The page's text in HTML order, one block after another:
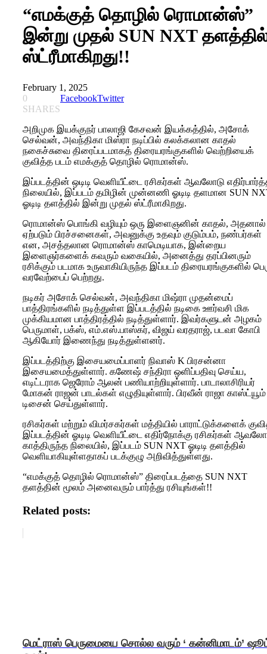
“எமக்குத் தொழில் ரொமான்ஸ்”
இன்று முதல் SUN NXT
ஸ்ட்ரீமாகிறது!!
February 1, 2025
0
SHARES
FacebookTwitter
அறிமுக இயக்குநர் பாலாஜி கேசவன் இயக்கத்தில், அசோக்
செல்வன், அவந்திகா மிஸ்ரா நடிப்பில் கலக்கலான காதல்
நகைச்சுவை திரைப்படமாகத் திரையரங்குகளில் வெற்றியைக்
குவித்த படம் எமக்குத் தொழில் ரொமான்ஸ்.
இப்படத்தின் ஒடிடி வெளியீட்டை ரசிகர்கள் ஆவலோடு
நிலையில், இப்படம் தமிழின் முன்னணி ஓடிடி தளமான SUN
ஓடிடி தளத்தில் இன்று முதல் ஸ்ட்ரீமாகிறது.
ரொமான்ஸ் பொங்கி வழியும் ஒரு இளைஞனின் காதல், அதனால்
ஏற்படும் பிரச்சனைகள், அவனுக்கு உதவும் குடும்பம், நண்பர்கள்
என, அசத்தலான ரொமான்ஸ் காமெடியாக, இன்றைய
இளைஞர்களைக் கவரும் வகையில், அனைத்து தரப்பினரும்
ரசிக்கும் படமாக உருவாகியிருந்த இப்படம் திரையரங்குகளில்
வரவேற்பைப் பெற்றது.
நடிகர் அசோக் செல்வன், அவந்திகா மிஷ்ரா முதன்மைப்
பாத்திரங்களில் நடித்துள்ள இப்படத்தில் நடிகை ஊர்வசி மிக
முக்கியமான பாத்திரத்தில் நடித்துள்ளார். இவர்களுடன் அழகம்
பெருமாள், பக்ஸ், எம்.எஸ்.பாஸ்கர், விஜய் வரதராஜ், படவா கோபி
ஆகியோர் இணைந்து நடித்துள்ளனர்.
இப்படத்திற்கு இசையமைப்பாளர் நிவாஸ் K பிரசன்னா
இசையமைத்துள்ளார். கணேஷ் சந்திரா ஒளிப்பதிவு செய்ய,
எடிட்டராக ஜெரோம் ஆலன் பணியாற்றியுள்ளார். பாடாலாசிரியர்
மோகன் ராஜன் பாடல்கள் எழுதியுள்ளார். பிரவீன் ராஜா காஸ்ட்யூம்
டிசைன் செய்துள்ளார்.
ரசிகர்கள் மற்றும் விமர்சகர்கள் மத்தியில் பாராட்டுக்களைக்
இப்படத்தின் ஓடிடி வெளியீட்டை எதிர்நோக்கு ரசிகர்கள்
காத்திருந்த நிலையில், இப்படம் SUN NXT ஓடிடி தளத்தில்
வெளியாகியுள்ளதாகப் படக்குழு அறிவித்துள்ளது.
“எமக்குத் தொழில் ரொமான்ஸ்” திரைப்படத்தை SUN NXT
தளத்தின் மூலம் அனைவரும் பார்த்து ரசியுங்கள்!!
Related posts:
மெட்ராஸ் பெருமையை சொல்ல வரும் ‘ கன்னிமாடம்’